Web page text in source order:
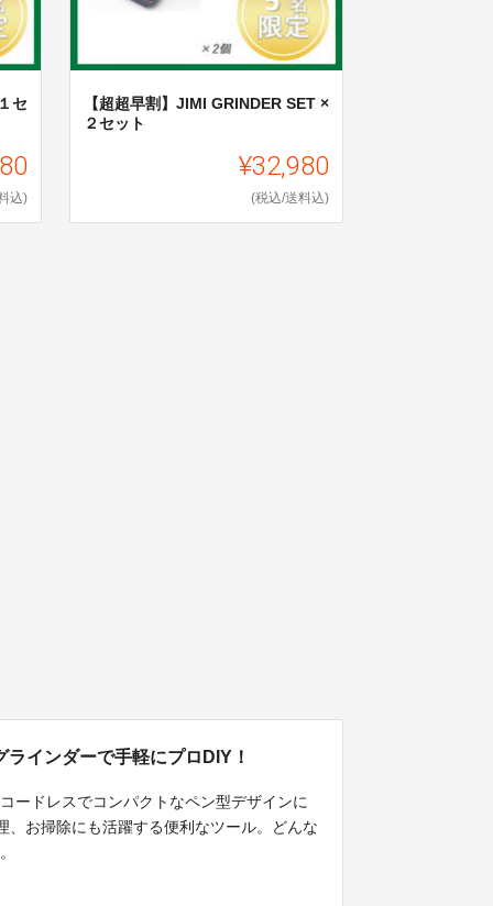
セ
込)
【超超早割】JIMI GRINDER SET ×
２セット
¥32,980
(税込/送料込)
インダーで手軽にプロDIY！
ードレスでコンパクトなペン型デザインに
お掃除にも活躍する便利なツール。どんな